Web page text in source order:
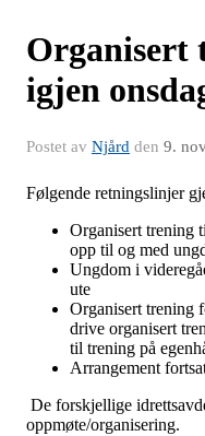
Organisert
igjen
Postet av Njård den 9.
Følgende retningslinjer
Organisert trening
opp til og med
Ungdom i
ute
Organisert trening
drive organisert
til trening på
Arrangement
De forskjellige
oppmøte/organisering.